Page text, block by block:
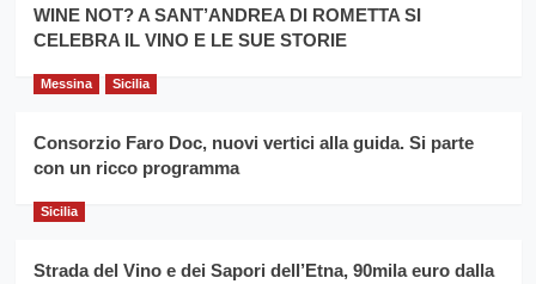
la
filiera
grano
per
il
anno
vince
Franco
Caruso
WINE NOT? A SANT’ANDREA DI ROMETTA SI
CELEBRA IL VINO E LE SUE STORIE
Messina Sicilia
Consorzio Faro Doc, nuovi vertici alla guida. Si parte
con un ricco programma
Sicilia
Strada del Vino e dei Sapori dell’Etna, 90mila euro dalla